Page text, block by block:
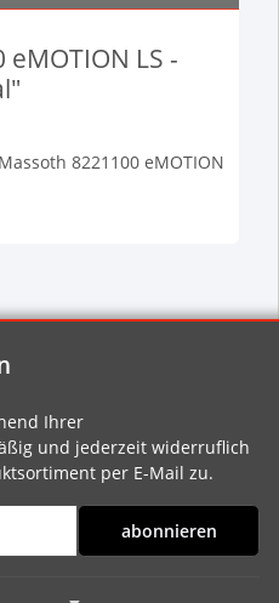
LS -
8221100 eMOTION
Ihrer
und jederzeit widerruflich
per E-Mail zu.
abonnieren